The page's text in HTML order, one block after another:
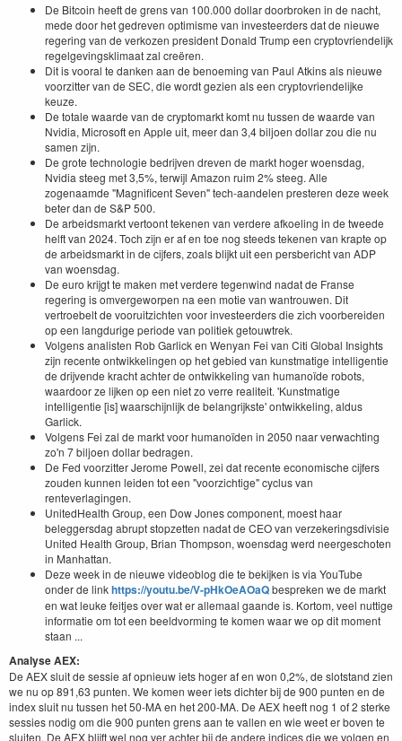
De Bitcoin heeft de grens van 100.000 dollar doorbroken in de nacht,
mede door het gedreven optimisme van investeerders dat de nieuwe
regering van de verkozen president Donald Trump een cryptovriendelijk
regelgevingsklimaat zal creëren.
Dit is vooral te danken aan de benoeming van Paul Atkins als nieuwe
voorzitter van de SEC, die wordt gezien als een cryptovriendelijke
keuze.
De totale waarde van de cryptomarkt komt nu tussen de waarde van
Nvidia, Microsoft en Apple uit, meer dan 3,4 biljoen dollar zou die nu
samen zijn.
De grote technologie bedrijven dreven de markt hoger woensdag,
Nvidia steeg met 3,5%, terwijl Amazon ruim 2% steeg. Alle
zogenaamde "Magnificent Seven" tech-aandelen presteren deze week
beter dan de S&P 500.
De arbeidsmarkt vertoont tekenen van verdere afkoeling in de tweede
helft van 2024. Toch zijn er af en toe nog steeds tekenen van krapte op
de arbeidsmarkt in de cijfers, zoals blijkt uit een persbericht van ADP
van woensdag.
De euro krijgt te maken met verdere tegenwind nadat de Franse
regering is omvergeworpen na een motie van wantrouwen. Dit
vertroebelt de vooruitzichten voor investeerders die zich voorbereiden
op een langdurige periode van politiek getouwtrek.
Volgens analisten Rob Garlick en Wenyan Fei van Citi Global Insights
zijn recente ontwikkelingen op het gebied van kunstmatige intelligentie
de drijvende kracht achter de ontwikkeling van humanoïde robots,
waardoor ze lijken op een niet zo verre realiteit. 'Kunstmatige
intelligentie [is] waarschijnlijk de belangrijkste' ontwikkeling, aldus
Garlick.
Volgens Fei zal de markt voor humanoïden in 2050 naar verwachting
zo'n 7 biljoen dollar bedragen.
De Fed voorzitter Jerome Powell, zei dat recente economische cijfers
zouden kunnen leiden tot een "voorzichtige" cyclus van
renteverlagingen.
UnitedHealth Group, een Dow Jones component, moest haar
beleggersdag abrupt stopzetten nadat de CEO van verzekeringsdivisie
United Health Group, Brian Thompson, woensdag werd neergeschoten
in Manhattan.
Deze week in de nieuwe videoblog die te bekijken is via YouTube
onder de linkhttps://youtu.be/V-pHkOeAOaQbespreken we de markt
en wat leuke feitjes over wat er allemaal gaande is. Kortom, veel nuttige
informatie om tot een beeldvorming te komen waar we op dit moment
staan ...
Analyse AEX:
De AEX sluit de sessie af opnieuw iets hoger af en won 0,2%, de slotstand zien
we nu op 891,63 punten. We komen weer iets dichter bij de 900 punten en de
index sluit nu tussen het 50-MA en het 200-MA. De AEX heeft nog 1 of 2 sterke
sessies nodig om die 900 punten grens aan te vallen en wie weet er boven te
sluiten. De AEX blijft wel nog ver achter bij de andere indices die we volgen en